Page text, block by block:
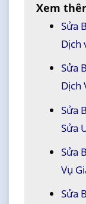
Xem
Sửa
Dịch
Sửa
Dịch
Sửa
Sửa
Sửa
Vụ
Sửa